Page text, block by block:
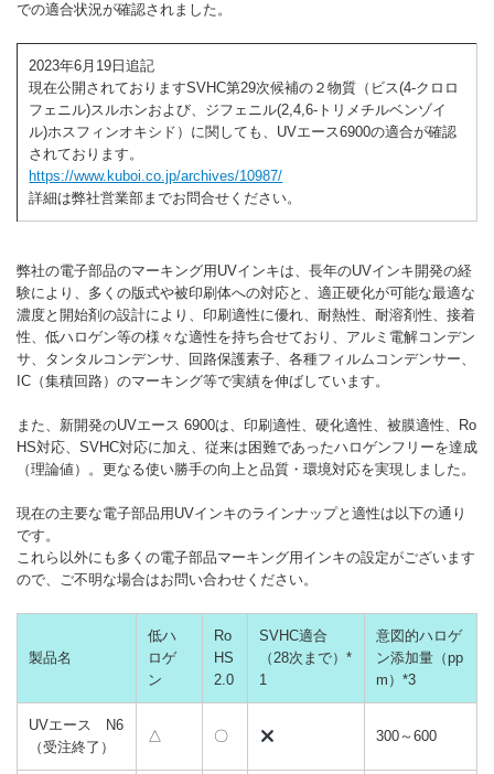
での適合状況が確認されました。
2023年6月19日追記
現在公開されておりますSVHC第29次候補の２物質（ビス(4-クロロ
フェニル)スルホンおよび、ジフェニル(2,4,6-トリメチルベンゾイ
ル)ホスフィンオキシド）に関しても、UVエース6900の適合が確認
されております。
https://www.kuboi.co.jp/archives/10987/
詳細は弊社営業部までお問合せください。
弊社の電子部品のマーキング用UVインキは、長年のUVインキ開発の経
験により、多くの版式や被印刷体への対応と、適正硬化が可能な最適な
濃度と開始剤の設計により、印刷適性に優れ、耐熱性、耐溶剤性、接着
性、低ハロゲン等の様々な適性を持ち合せており、アルミ電解コンデン
サ、タンタルコンデンサ、回路保護素子、各種フィルムコンデンサー、
IC（集積回路）のマーキング等で実績を伸ばしています。
また、新開発のUVエース 6900は、印刷適性、硬化適性、被膜適性、Ro
HS対応、SVHC対応に加え、従来は困難であったハロゲンフリーを達成
（理論値）。更なる使い勝手の向上と品質・環境対応を実現しました。
現在の主要な電子部品用UVインキのラインナップと適性は以下の通り
です。
これら以外にも多くの電子部品マーキング用インキの設定がございます
ので、ご不明な場合はお問い合わせください。
製品名
低ハ
ロゲ
ン
Ro
HS
2.0
SVHC適合
（28次まで）*
1
意図的ハロゲ
ン添加量（pp
m）*3
UVエース N6
（受注終了）
△ 〇 300～600